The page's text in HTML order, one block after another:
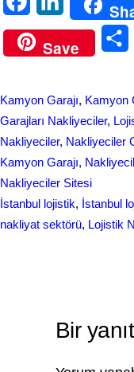
a
c
o
o
k
i
n
d
I
n
Save
r
Kamyon Garajı, Kamyon
Garajları Nakliyeciler,
Nakliyeciler, Nakliyeciler
Kamyon Garajı,
Nakliyeciler Sitesi
İstanbul lojistik, İstanbul
nakliyat sektörü, Lojistik
Bir